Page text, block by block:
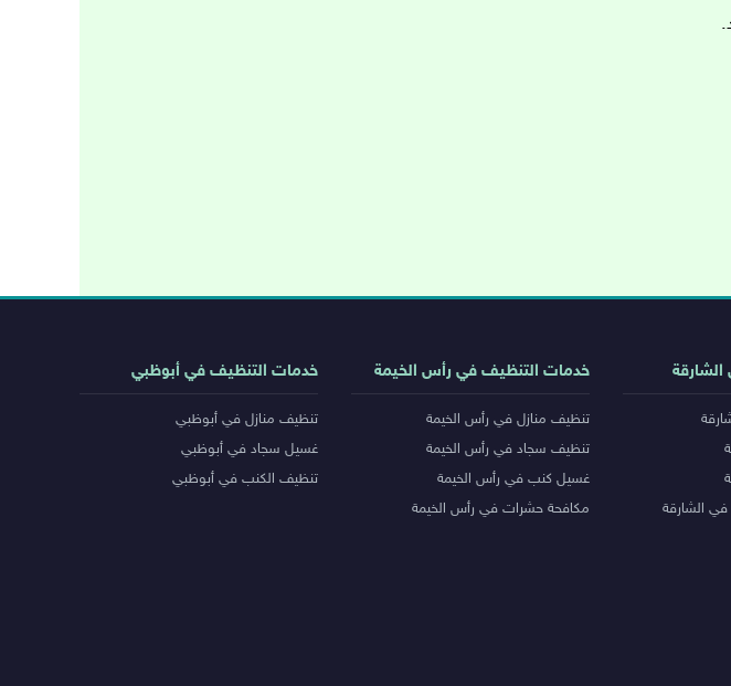
الشارقة
خدمات التنظيف في رأس الخيمة
تنظيف منازل في رأس الخيمة
تنظيف سجاد في رأس الخيمة
غسيل كنب في رأس الخيمة
مكافحة حشرات في رأس الخيمة
خدمات التنظيف في أبوظبي
تنظيف منازل في أبوظبي
غسيل سجاد في أبوظبي
تنظيف الكنب في أبوظبي